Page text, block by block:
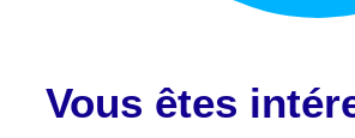
Vous êtes